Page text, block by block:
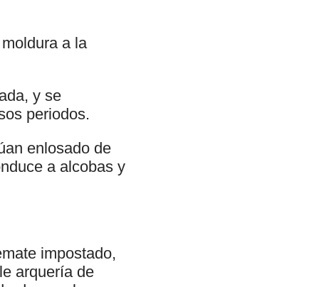
a la
y se
periodos.
enlosado de
a alcobas y
impostado,
arquería de